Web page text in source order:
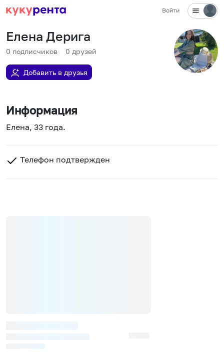
Войти
Елена Дерига
0 подписчиков 0 друзей
Добавить в друзья
Информация
Елена, 33 года.
Телефон подтвержден